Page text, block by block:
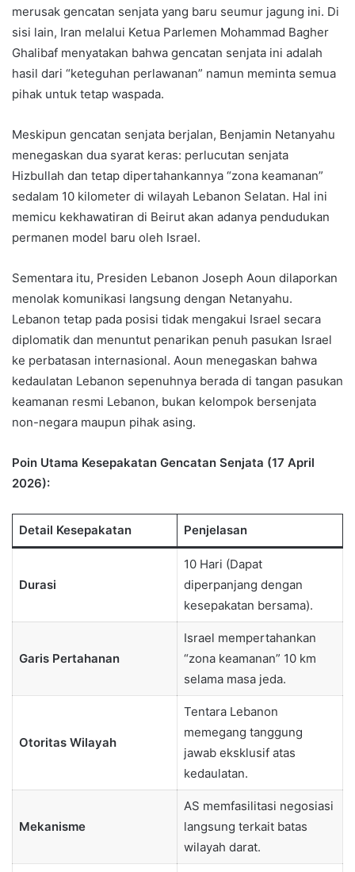
merusak gencatan senjata yang baru seumur jagung ini. Di
sisi lain, Iran melalui Ketua Parlemen Mohammad Bagher
Ghalibaf menyatakan bahwa gencatan senjata ini adalah
hasil dari “keteguhan perlawanan” namun meminta semua
pihak untuk tetap waspada.
Meskipun gencatan senjata berjalan, Benjamin Netanyahu
menegaskan dua syarat keras: perlucutan senjata
Hizbullah dan tetap dipertahankannya “zona keamanan”
sedalam 10 kilometer di wilayah Lebanon Selatan. Hal ini
memicu kekhawatiran di Beirut akan adanya pendudukan
permanen model baru oleh Israel.
Sementara itu, Presiden Lebanon Joseph Aoun dilaporkan
menolak komunikasi langsung dengan Netanyahu.
Lebanon tetap pada posisi tidak mengakui Israel secara
diplomatik dan menuntut penarikan penuh pasukan Israel
ke perbatasan internasional. Aoun menegaskan bahwa
kedaulatan Lebanon sepenuhnya berada di tangan pasukan
keamanan resmi Lebanon, bukan kelompok bersenjata
non-negara maupun pihak asing.
Poin Utama Kesepakatan Gencatan Senjata (17 April
2026):
Detail Kesepakatan Penjelasan
Durasi
10 Hari (Dapat
diperpanjang dengan
kesepakatan bersama).
Garis Pertahanan
Israel mempertahankan
“zona keamanan” 10 km
selama masa jeda.
Otoritas Wilayah
Tentara Lebanon
memegang tanggung
jawab eksklusif atas
kedaulatan.
Mekanisme
AS memfasilitasi negosiasi
langsung terkait batas
wilayah darat.